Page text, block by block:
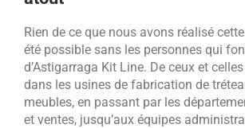
Rien de ce que nous avons réalisé
été possible sans les personnes qui
d’Astigarraga Kit Line. De ceux et
dans les usines de fabrication de
meubles, en passant par les
et ventes, jusqu’aux équipes